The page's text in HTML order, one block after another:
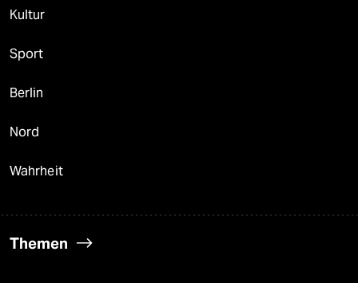
Kultur
Sport
Berlin
Nord
Wahrheit
Themen